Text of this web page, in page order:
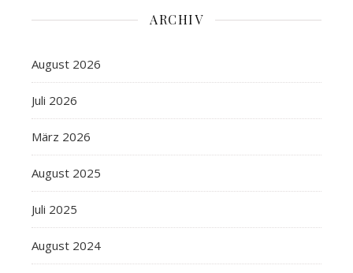
ARCHIV
August 2026
Juli 2026
März 2026
August 2025
Juli 2025
August 2024